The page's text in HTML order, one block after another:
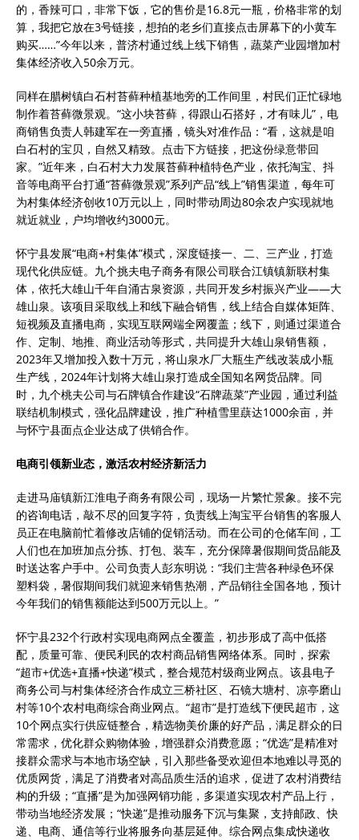
的，香辣可口，非常下饭，它的售价是16.8元一瓶，价格非常的划
算，我把它放在3号链接，想拍的老乡们直接点击屏幕下的小黄车
购买……”今年以来，普济村通过线上线下销售，蔬菜产业园增加村
集体经济收入50余万元。
同样在腊树镇白石村苔藓种植基地旁的工作间里，村民们正忙碌地
制作着苔藓微景观。“这小块苔藓，得跟山石搭好，才有味儿”，电
商销售负责人韩建军在一旁直播，镜头对准作品：“看，这就是咱
白石村的宝贝，自然又精致。点击下方链接，把这份绿意带回
家。”近年来，白石村大力发展苔藓种植特色产业，依托淘宝、抖
音等电商平台打通“苔藓微景观”系列产品“线上”销售渠道，每年可
为村集体经济创收10万元以上，同时带动周边80余农户实现就地
就近就业，户均增收约3000元。
怀宁县发展“电商+村集体”模式，深度链接一、二、三产业，打造
现代化供应链。九个挑夫电子商务有限公司联合江镇镇新联村集
体，依托大雄山千年自涌古泉资源，共同开发乡村振兴产业——大
雄山泉。该项目采取线上和线下融合销售，线上结合自媒体矩阵、
短视频及直播电商，实现互联网端全网覆盖；线下，则通过渠道合
作、定制、地推、商业活动等形式，共同提升大雄山泉销售额，
2023年又增加投入数十万元，将山泉水厂大瓶生产线改装成小瓶
生产线，2024年计划将大雄山泉打造成全国知名网货品牌。同
时，九个桃夫公司与石牌镇合作建设“石牌蔬菜”产业园，通过利益
联结机制模式，强化品牌建设，推广种植雪里蕻达1000余亩，并
与怀宁县面点企业达成了供销合作。
电商引领新业态，激活农村经济新活力
走进马庙镇新江淮电子商务有限公司，现场一片繁忙景象。接不完
的咨询电话，敲不尽的回复字符，负责线上淘宝平台销售的客服人
员正在电脑前忙着修改店铺的促销活动。而在公司的仓储车间，工
人们也在加班加点分拣、打包、装车，充分保障暑假期间货品能及
时送达客户手中。公司负责人彭东明说：“我们主营各种绿色环保
塑料袋，暑假期间我们就迎来销售热潮，产品销往全国各地，预计
今年我们的销售额能达到500万元以上。”
怀宁县232个行政村实现电商网点全覆盖，初步形成了高中低搭
配，质量可靠、便民利民的农村商品销售网络体系。同时，探索
“超市+优选+直播+快递”模式，整合规范村级商业网点。该县电子
商务公司与村集体经济合作成立三桥社区、石镜大塘村、凉亭磨山
村等10个农村电商综合商业网点。“超市”是打造线下便民超市，这
10个网点实行供应链整合，精选物美价廉的好产品，满足群众的日
常需求，优化群众购物体验，增强群众消费意愿；“优选”是精准对
接群众需求与本地市场空缺，引入那些备受欢迎但本地难以寻觅的
优质网货，满足了消费者对高品质生活的追求，促进了农村消费结
构的升级；“直播”是为加强网销功能，多渠道实现农村产品上行，
带动当地经济发展；“快递”是推动服务下沉与集聚，支持邮政、快
递、电商、通信等行业将服务向基层延伸。综合网点集成快递收